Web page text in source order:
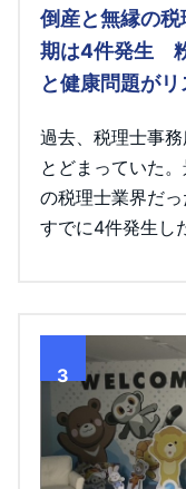
倒産と無縁の
期は4件発生
と健康問題がリ
過去、税理士事
とどまっていた
の税理士業界だ
すでに4件発生し
3